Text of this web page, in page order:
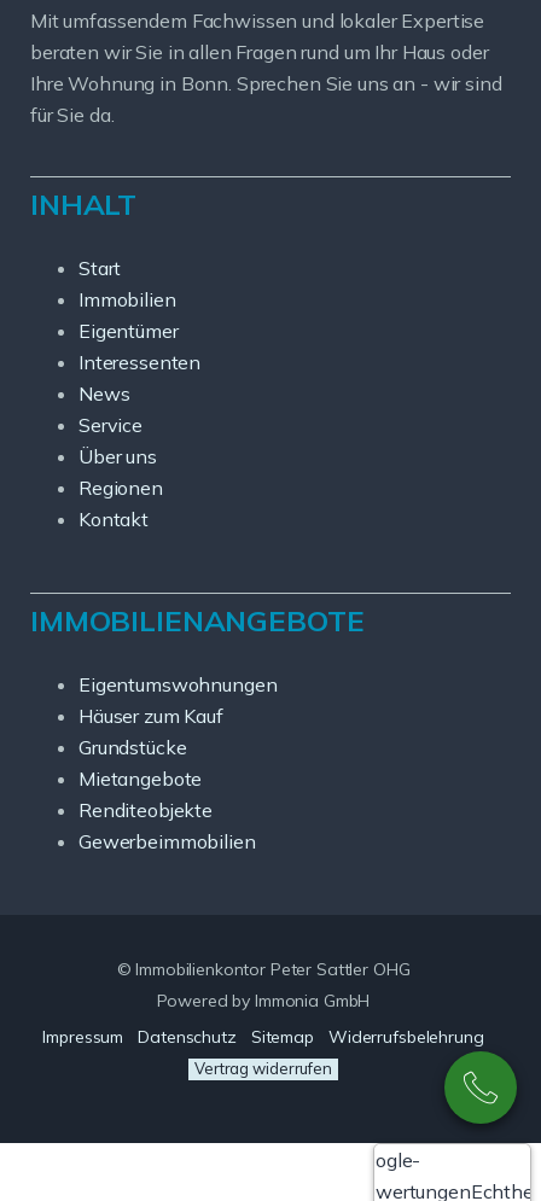
Mit umfassendem Fachwissen und lokaler Expertise
beraten wir Sie in allen Fragen rund um Ihr Haus oder
Ihre Wohnung in Bonn. Sprechen Sie uns an - wir sind
für Sie da.
INHALT
Start
Immobilien
Eigentümer
Interessenten
News
Service
Über uns
Regionen
Kontakt
IMMOBILIENANGEBOTE
Eigentumswohnungen
Häuser zum Kauf
Grundstücke
Mietangebote
Renditeobjekte
Gewerbeimmobilien
© Immobilienkontor Peter Sattler OHG
Powered by Immonia GmbH
Impressum
Datenschutz Sitemap Widerrufsbelehrung
Vertrag widerrufen
Google-
Bewertungen